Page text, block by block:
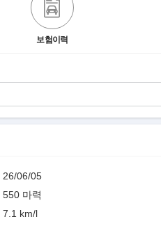
보험이력
26/06/05
550 마력
7.1 km/l